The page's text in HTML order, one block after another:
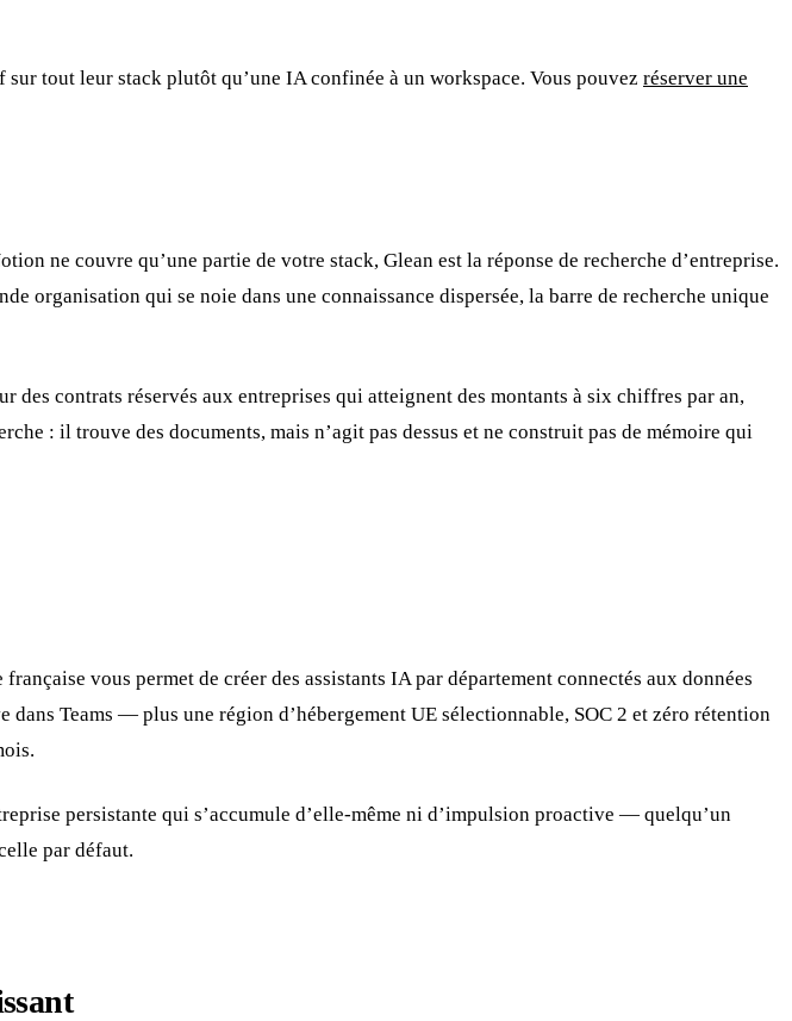
tout leur stack plutôt qu’une IA confinée à un workspace. Vous pouvez réserver une
ne couvre qu’une partie de votre stack, Glean est la réponse de recherche d’entreprise.
qui se noie dans une connaissance dispersée, la barre de recherche unique
contrats réservés aux entreprises qui atteignent des montants à six chiffres par an,
: il trouve des documents, mais n’agit pas dessus et ne construit pas de mémoire qui
vous permet de créer des assistants IA par département connectés aux données
Teams — plus une région d’hébergement UE sélectionnable, SOC 2 et zéro rétention
persistante qui s’accumule d’elle-même ni d’impulsion proactive — quelqu’un
par défaut.